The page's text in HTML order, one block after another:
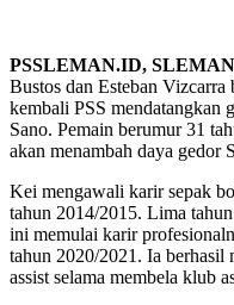
PSSLEMAN.ID, SLEMAN
Bustos dan Esteban
kembali PSS mendatangkan
Sano. Pemain berumur 31
akan menambah daya gedor
Kei mengawali karir sepak
tahun 2014/2015. Lima
ini memulai karir
tahun 2020/2021. Ia berhasil
assist selama membela klub